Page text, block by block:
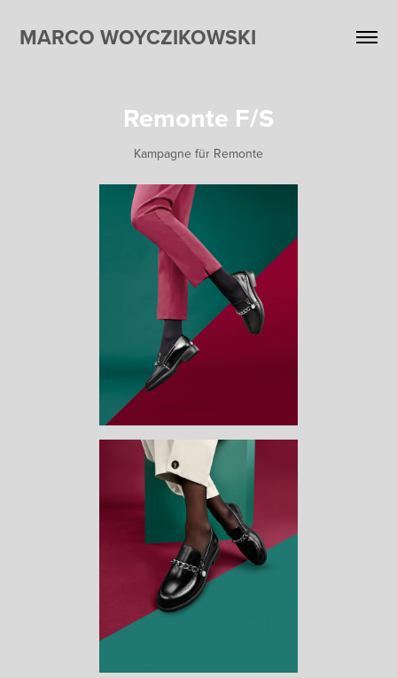
MARCO WOYCZIKOWSKI
Remonte F/S
Kampagne für Remonte